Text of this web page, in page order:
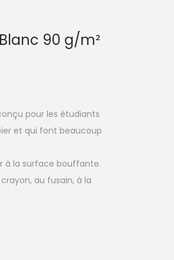
90 g/m²
pour les étudiants
et qui font beaucoup
à la surface bouffante.
au fusain, à la